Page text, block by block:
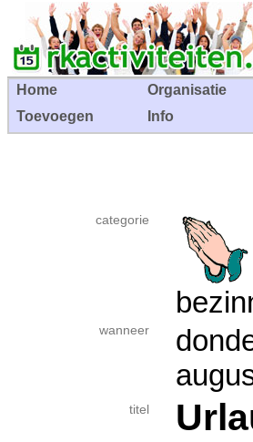
Home Organisatie
Toevoegen
Info
categorie
wanneer
titel